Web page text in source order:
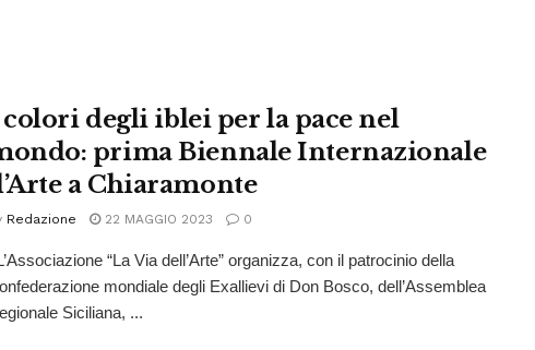
degli iblei per la pace nel
prima Biennale Internazionale
a Chiaramonte
Redazione 22 MAGGIO 2023 0
“La Via dell’Arte” organizza, con il patrocinio della
mondiale degli Exallievi di Don Bosco, dell’Assemblea
Siciliana, ...